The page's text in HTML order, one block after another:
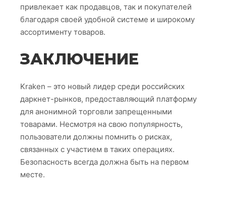
привлекает как продавцов, так и покупателей
благодаря своей удобной системе и широкому
ассортименту товаров.
ЗАКЛЮЧЕНИЕ
Kraken – это новый лидер среди российских
даркнет-рынков, предоставляющий платформу
для анонимной торговли запрещенными
товарами. Несмотря на свою популярность,
пользователи должны помнить о рисках,
связанных с участием в таких операциях.
Безопасность всегда должна быть на первом
месте.